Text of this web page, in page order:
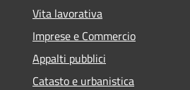
Vita lavorativa
Imprese e Commercio
Appalti pubblici
Catasto e urbanistica